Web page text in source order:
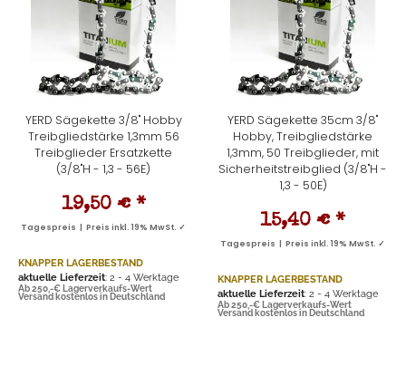
YERD Sägekette 3/8" Hobby
Treibgliedstärke 1,3mm 56
Treibglieder Ersatzkette
(3/8"H - 1,3 - 56E)
19,50 € *
Tagespreis | Preis inkl. 19% MwSt. ✓
KNAPPER LAGERBESTAND
aktuelle Lieferzeit: 2 - 4 Werktage
Ab 250,-€ Lagerverkaufs-Wert
Versand kostenlos in Deutschland
YERD Sägekette 35cm 3/8"
Hobby, Treibgliedstärke
1,3mm, 50 Treibglieder, mit
Sicherheitstreibglied (3/8"H -
1,3 - 50E)
15,40 € *
Tagespreis | Preis inkl. 19% MwSt. ✓
KNAPPER LAGERBESTAND
aktuelle Lieferzeit: 2 - 4 Werktage
Ab 250,-€ Lagerverkaufs-Wert
Versand kostenlos in Deutschland